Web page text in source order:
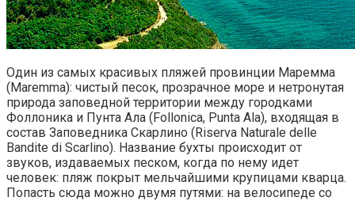
Один из самых красивых пляжей провинции Маремма
(Maremma): чистый песок, прозрачное море и нетронутая
природа заповедной территории между городками
Фоллоника и Пунта Ала (Follonica, Punta Ala), входящая в
состав Заповедника Скарлино (Riserva Naturale delle
Bandite di Scarlino). Название бухты происходит от
звуков, издаваемых песком, когда по нему идет
человек: пляж покрыт мельчайшими крупицами кварца.
Попасть сюда можно двумя путями: на велосипеде со